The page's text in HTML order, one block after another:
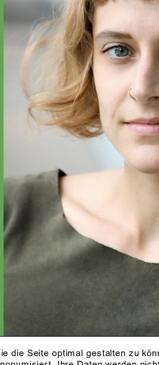
die Seite optimal gestalten zu